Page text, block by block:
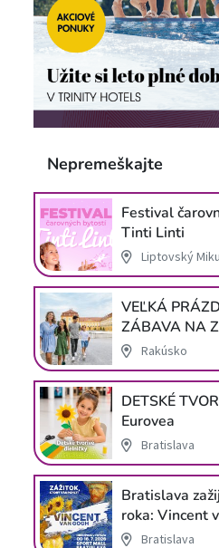
Nepremeškajte
Festival
Tinti Linti
Liptovský
VEĽKÁ
ZÁBAVA NA
SCHLOSS HOF
Rakúsko
DETSKÉ
Eurovea
Bratislava
Bratislava
roka: Vincent
v unikátnej
Bratislava